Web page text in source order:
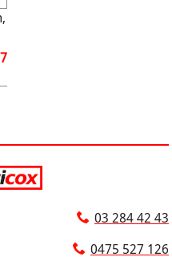
03 284 42 43
0475 527 126